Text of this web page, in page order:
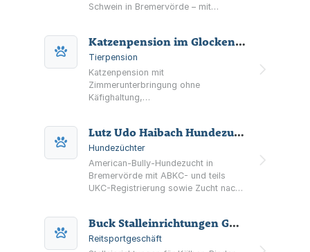
Schwein in Bremervörde – mit
Terminsprechstunden und
Notdienstinformationen.
Katzenpension im Glockenkamp
Tierpension
Katzenpension mit
Zimmerunterbringung ohne
Käfighaltung,
Hinweise zu Voraussetzungen sowie
festen An- und Abreisezeiten.
Lutz Udo Haibach Hundezucht HAIBACHS-BULLYS.EU
Hundezüchter
American-Bully-Hundezucht in
Bremervörde mit ABKC- und teils
UKC-Registrierung sowie Zucht nach
Deckrüden.
Buck Stalleinrichtungen GmbH & Co. KG
Reitsportgeschäft